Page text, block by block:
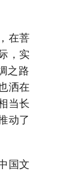
在菩
，实
之路
洒在
当长
动了
国文